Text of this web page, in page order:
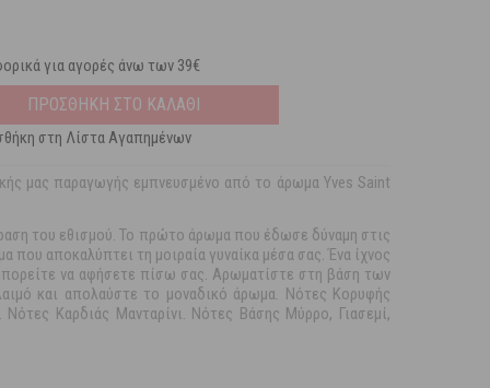
για αγορές άνω των 39€
ΠΡΟΣΘΗΚΗ ΣΤΟ ΚΑΛΑΘΙ
στη Λίστα Αγαπημένων
μας παραγωγής εμπνευσμένο από το άρωμα Yves Saint
του εθισμού. Το πρώτο άρωμα που έδωσε δύναμη στις
που αποκαλύπτει τη μοιραία γυναίκα μέσα σας. Ένα ίχνος
να αφήσετε πίσω σας. Αρωματίστε στη βάση των
και απολαύστε το μοναδικό άρωμα. Νότες Κορυφής
Καρδιάς Μανταρίνι. Νότες Βάσης Μύρρο, Γιασεμί,